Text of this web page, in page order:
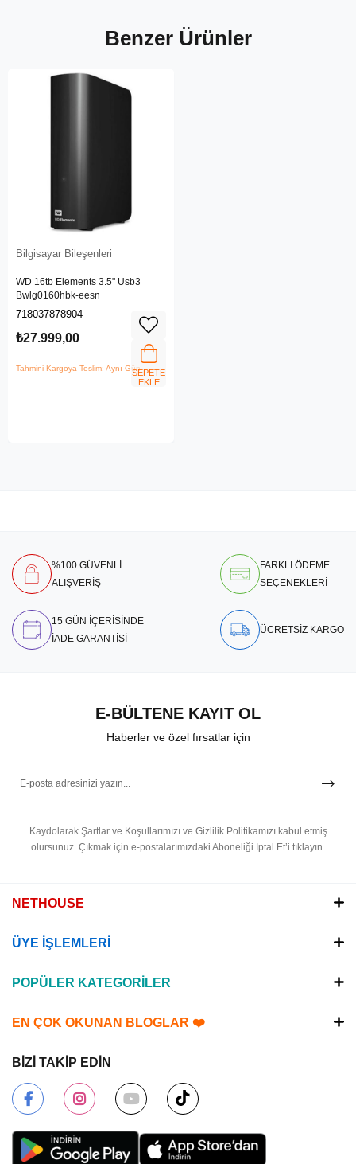
Benzer Ürünler
Bilgisayar Bileşenleri
WD 16tb Elements 3.5" Usb3
Bwlg0160hbk-eesn
718037878904
₺27.999,00
Tahmini Kargoya Teslim: Aynı GünSEPETE
EKLE
%100 GÜVENLİ
ALIŞVERİŞ
FARKLI ÖDEME
SEÇENEKLERİ
15 GÜN İÇERİSİNDE
İADE GARANTİSİ
ÜCRETSİZ KARGO
E-BÜLTENE KAYIT OL
Haberler ve özel fırsatlar için
Kaydolarak Şartlar ve Koşullarımızı ve Gizlilik Politikamızı kabul etmiş
olursunuz. Çıkmak için e-postalarımızdaki Aboneliği İptal Et’i tıklayın.
NETHOUSE
ÜYE İŞLEMLERİ
POPÜLER KATEGORİLER
EN ÇOK OKUNAN BLOGLAR ❤️
BİZİ TAKİP EDİN